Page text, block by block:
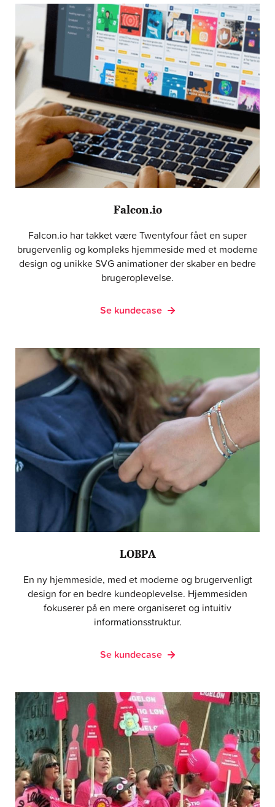
Falcon.io
Falcon.io har takket være Twentyfour fået en super
brugervenlig og kompleks hjemmeside med et moderne
design og unikke SVG animationer der skaber en bedre
brugeroplevelse.
Se kundecase
LOBPA
En ny hjemmeside, med et moderne og brugervenligt
design for en bedre kundeoplevelse. Hjemmesiden
fokuserer på en mere organiseret og intuitiv
informationsstruktur.
Se kundecase